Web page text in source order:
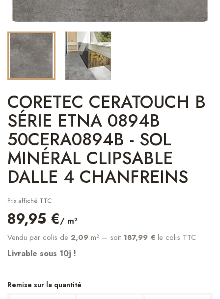
CORETEC CERATOUCH B
SÉRIE ETNA 0894B
50CERA0894B - SOL
MINÉRAL CLIPSABLE
DALLE 4 CHANFREINS
Prix affiché TTC
89,95 €/ m²
Vendu par colis de 2,09 m² — soit 187,99 € le colis TTC
Livrable sous 10j !
Remise sur la quantité